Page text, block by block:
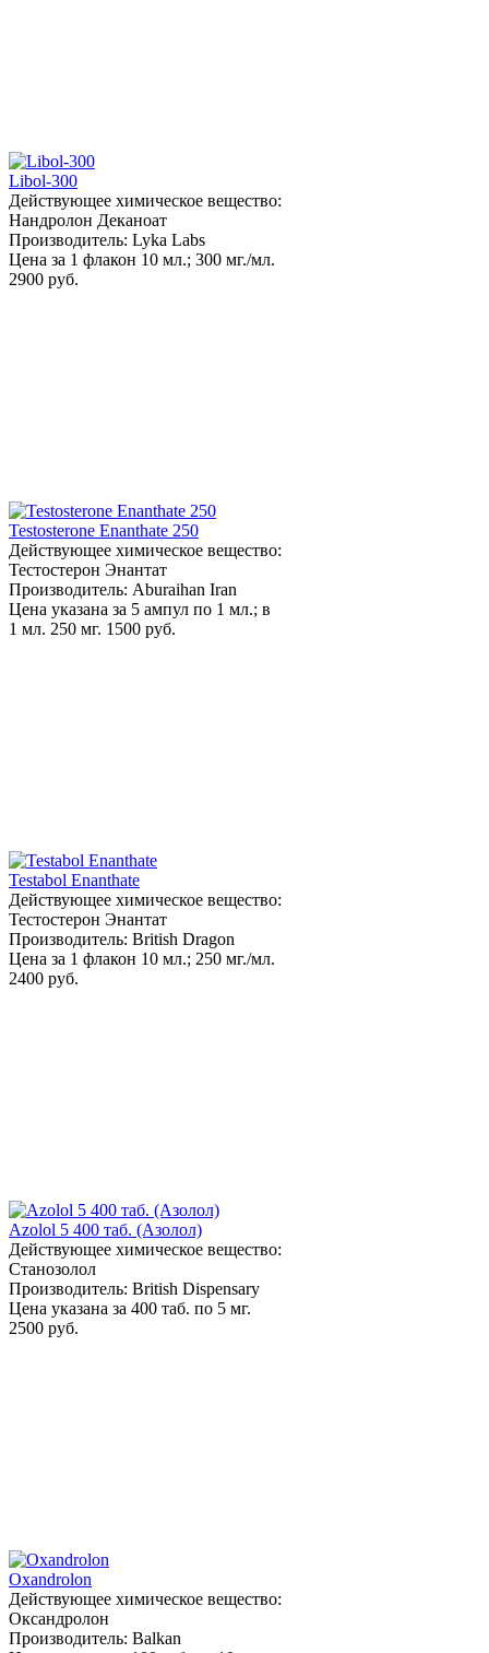
Libol-300
Действующее химическое вещество:
Нандролон Деканоат
Производитель: Lyka Labs
Цена за 1 флакон 10 мл.; 300 мг./мл.
2900 руб.
Testosterone Enanthate 250
Действующее химическое вещество:
Тестостерон Энантат
Производитель: Aburaihan Iran
Цена указана за 5 ампул по 1 мл.; в
1 мл. 250 мг. 1500 руб.
Testabol Enanthate
Действующее химическое вещество:
Тестостерон Энантат
Производитель: British Dragon
Цена за 1 флакон 10 мл.; 250 мг./мл.
2400 руб.
Azolol 5 400 таб. (Азолол)
Действующее химическое вещество:
Станозолол
Производитель: British Dispensary
Цена указана за 400 таб. по 5 мг.
2500 руб.
Oxandrolon
Действующее химическое вещество:
Оксандролон
Производитель: Balkan